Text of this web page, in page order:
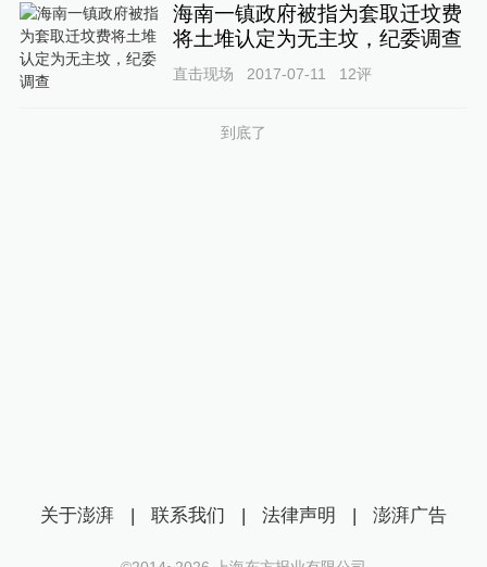
海南一镇政府被指为套取迁坟费
将土堆认定为无主坟，纪委调查
直击现场 2017-07-11 12评
到底了
关于澎湃 | 联系我们 | 法律声明 | 澎湃广告